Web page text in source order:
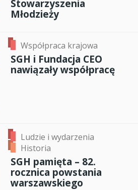
Stowarzyszenia
Młodzieży
Współpraca krajowa
SGH i Fundacja CEO
nawiązały współpracę
Ludzie i wydarzenia
Historia
SGH pamięta – 82.
rocznica powstania
warszawskiego